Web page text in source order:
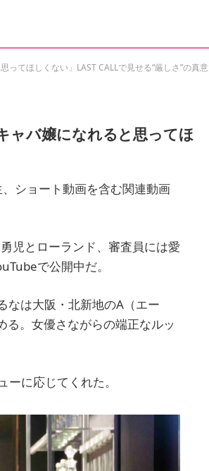
てほしくない」LAST CALLで見せる“厳しさ”の真意
ャバ嬢になれると思ってほ
ショート動画を含む関連動画
児とローランド、審査員には愛
で公開中だ。
なは大阪・北新地のA（エー
る。女優さながらの端正なルッ
に応じてくれた。